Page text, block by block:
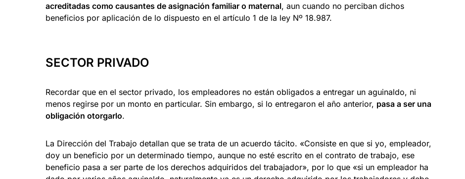
acreditadas como causantes de asignación familiar o maternal, aun cuando no perciban dichos
beneficios por aplicación de lo dispuesto en el artículo 1 de la ley Nº 18.987.
SECTOR PRIVADO
Recordar que en el sector privado, los empleadores no están obligados a entregar un aguinaldo, ni
menos regirse por un monto en particular. Sin embargo, si lo entregaron el año anterior, pasa a ser una
obligación otorgarlo.
La Dirección del Trabajo detallan que se trata de un acuerdo tácito. «Consiste en que si yo, empleador,
doy un beneficio por un determinado tiempo, aunque no esté escrito en el contrato de trabajo, ese
beneficio pasa a ser parte de los derechos adquiridos del trabajador», por lo que «si un empleador ha